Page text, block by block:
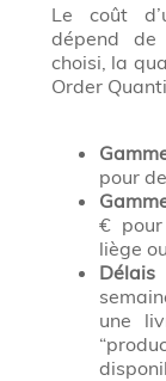
Le coût
dépend
choisi, la
Order
pour
€
liège
Délais
une